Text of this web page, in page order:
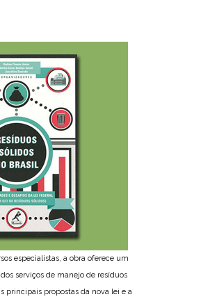
especialistas, a obra oferece um
serviços de manejo de resíduos
principais propostas da nova lei e a